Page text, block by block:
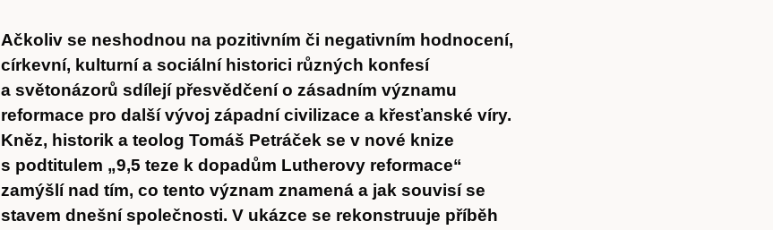
Ačkoliv se neshodnou na pozitivním či negativním hodnocení,
církevní, kulturní a sociální historici různých konfesí
a světonázorů sdílejí přesvědčení o zásadním významu
reformace pro další vývoj západní civilizace a křesťanské víry.
Kněz, historik a teolog Tomáš Petráček se v nové knize
s podtitulem „9,5 teze k dopadům Lutherovy reformace“
zamýšlí nad tím, co tento význam znamená a jak souvisí se
stavem dnešní společnosti. V ukázce se rekonstruuje příběh